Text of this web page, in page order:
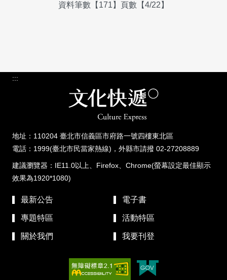
資料筆數【171】頁數【4/22】
:::
地址：110204 臺北市信義區市府路一號四樓東北區
電話：1999(臺北市民當家熱線)，外縣市請撥 02-27208889
建議瀏覽器：IE11.0以上、Firefox、Chrome(螢幕設定最佳顯示
效果為1920*1080)
最新公告 電子書
專題特區 活動特區
關於我們 我要刊登